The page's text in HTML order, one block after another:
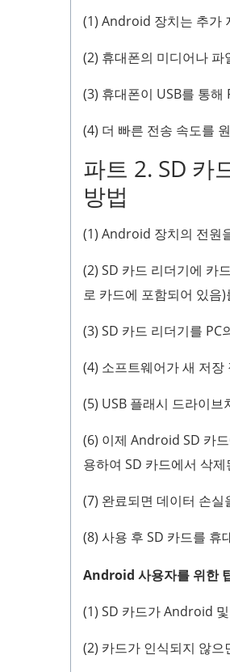
(1) Android 장치는 추가
(2) 휴대폰의 미디어나
(3) 휴대폰이 USB를 통해
(4) 더 빠른 전송 속도를
파트 2. SD 카
방법
(1) Android 장치의 전원
(2) SD 카드 리더기에 카
로 카드에 포함되어 있음
(3) SD 카드 리더기를 PC
(4) 소프트웨어가 새 저
(5) USB 플래시 드라이
(6) 이제 Android SD 카
용하여 SD 카드에서 삭
(7) 완료되면 데이터 손
(8) 사용 후 SD 카드를 휴
Android 사용자를 위한
(1) SD 카드가 Android
(2) 카드가 인식되지 않으